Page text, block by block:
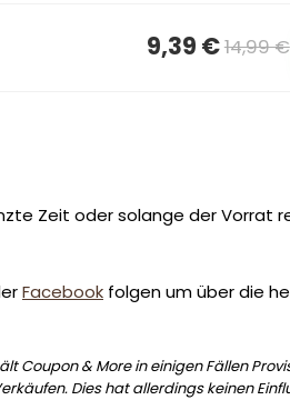
9,39 €14,99 €
Zeit oder solange der Vorrat
Facebook folgen um über die
Coupon & More in einigen Fällen
Dies hat allerdings keinen